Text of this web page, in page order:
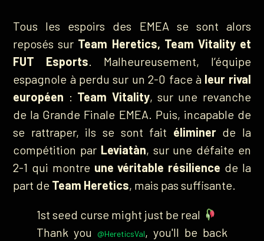
Tous les espoirs des EMEA se sont alors
reposés sur Team Heretics, Team Vitality et
FUT Esports. Malheureusement, l’équipe
espagnole à perdu sur un 2-0 face à leur rival
européen : Team Vitality, sur une revanche
de la Grande Finale EMEA. Puis, incapable de
se rattraper, ils se sont fait éliminer de la
compétition par Leviatàn, sur une défaite en
2-1 qui montre une véritable résilience de la
part de Team Heretics, mais pas suffisante.
1st seed curse might just be real
Thank you
@HereticsVal, you'll be back